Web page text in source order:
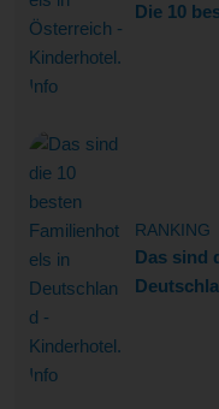
Die 10
RANKING
Das sind